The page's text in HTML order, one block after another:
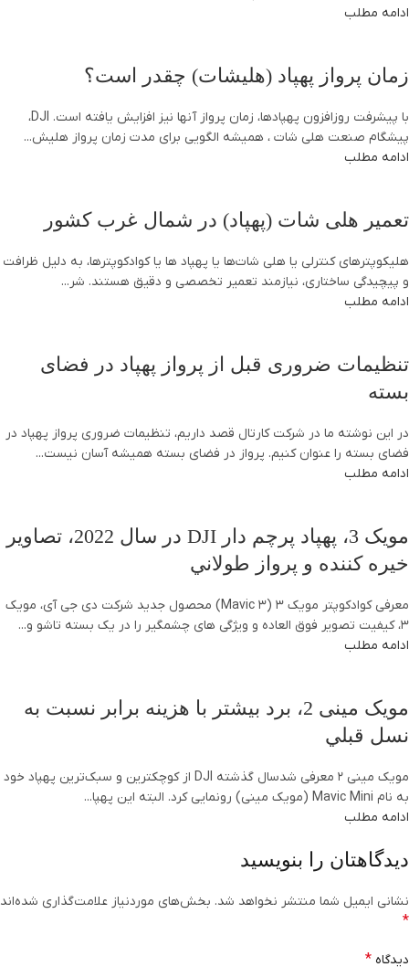
ادامه مطلب
زمان پرواز پهپاد (هلیشات) چقدر است؟
با پیشرفت روزافزون پهپادها، زمان پرواز آنها نیز افزایش یافته است. DJI،
پیشگام صنعت هلی شات ، همیشه الگویی برای مدت زمان پرواز هلیش...
ادامه مطلب
تعمیر هلی شات (پهپاد) در شمال غرب کشور
هلیکوپترهای کنترلی یا هلی شات‌ها یا پهپاد ها یا کوادکوپترها، به دلیل ظرافت
و پیچیدگی ساختاری، نیازمند تعمیر تخصصی و دقیق هستند. شر...
ادامه مطلب
تنظیمات ضروری قبل از پرواز پهپاد در فضای
بسته
در این نوشته ما در شرکت کارتال قصد داریم، تنظیمات ضروری پرواز پهپاد در
فضای بسته را عنوان کنیم. پرواز در فضای بسته همیشه آسان نیست...
ادامه مطلب
مويک 3، پهپاد پرچم دار DJI در سال 2022، تصاوير
خيره کننده و پرواز طولاني
معرفي کوادکوپتر مويک 3 (Mavic 3) محصول جديد شرکت دي جي آي، مویک
3، کیفیت تصویر فوق العاده و ویژگی های چشمگیر را در یک بسته تاشو و...
ادامه مطلب
مویک مینی 2، برد بيشتر با هزينه برابر نسبت به
نسل قبلي
مویک مینی 2 معرفی شدسال گذشته DJI از کوچکترین و سبک‌ترین پهپاد خود
به نام Mavic Mini (مویک مینی) رونمایی کرد. البته اين پهپا...
ادامه مطلب
دیدگاهتان را بنویسید
نشانی ایمیل شما منتشر نخواهد شد. بخش‌های موردنیاز علامت‌گذاری شده‌اند
*
دیدگاه *